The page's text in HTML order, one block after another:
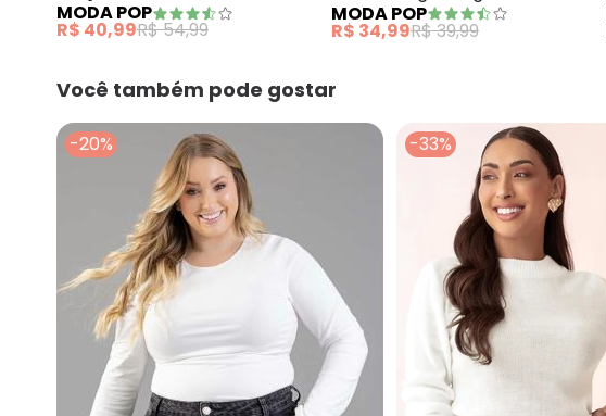
com Botões
MODA POP
R$ 40,99R$ 54,99
Vermelha
MODA POP
R$ 34,99R$ 39,99
Você também pode gostar
-20% -33%